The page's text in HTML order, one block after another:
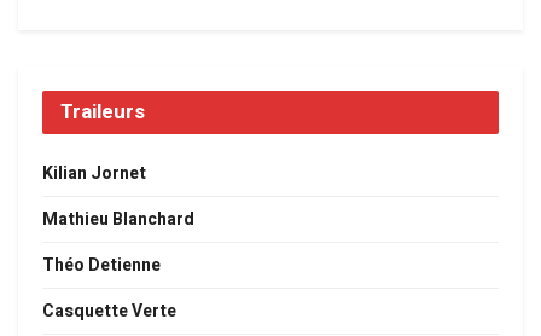
Traileurs
Kilian Jornet
Mathieu Blanchard
Théo Detienne
Casquette Verte